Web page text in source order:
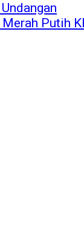
Putih